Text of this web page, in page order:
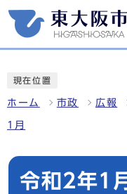
現在位置
ホーム 市政 広報
1月
令和2年1